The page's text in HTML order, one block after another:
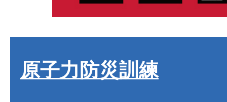
原子力防災訓練